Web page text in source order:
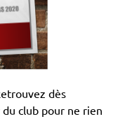
dès
club pour ne rien